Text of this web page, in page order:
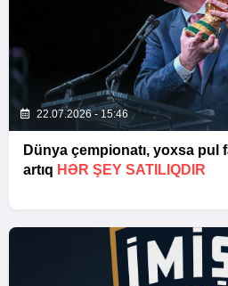
22.07.2026 - 15:46
Dünya çempionatı, yoxsa pul
artıq HƏR ŞEY SATILIQDIR